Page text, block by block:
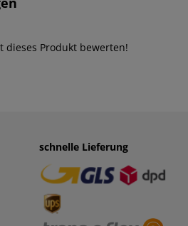
dieses Produkt bewerten!
einfaches Zahlen
· Rechnung
· Vorkasse
schnelle Lieferung